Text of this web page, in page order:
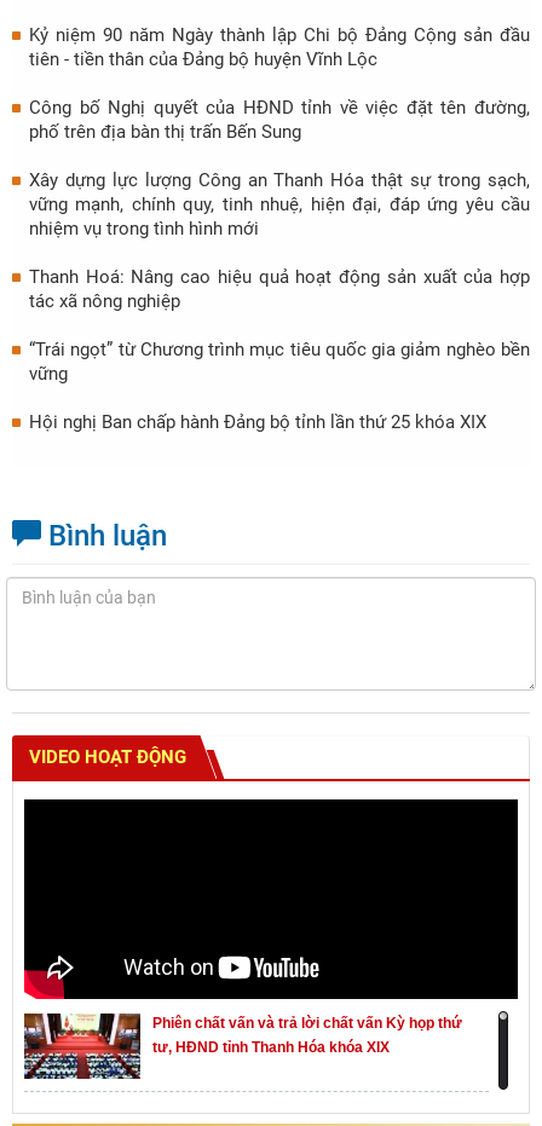
Kỷ niệm 90 năm Ngày thành lập Chi bộ Đảng Cộng sản đầu
tiên - tiền thân của Đảng bộ huyện Vĩnh Lộc
Công bố Nghị quyết của HĐND tỉnh về việc đặt tên đường,
phố trên địa bàn thị trấn Bến Sung
Xây dựng lực lượng Công an Thanh Hóa thật sự trong sạch,
vững mạnh, chính quy, tinh nhuệ, hiện đại, đáp ứng yêu cầu
nhiệm vụ trong tình hình mới
Thanh Hoá: Nâng cao hiệu quả hoạt động sản xuất của hợp
tác xã nông nghiệp
“Trái ngọt” từ Chương trình mục tiêu quốc gia giảm nghèo bền
vững
Hội nghị Ban chấp hành Đảng bộ tỉnh lần thứ 25 khóa XIX
Bình luận
VIDEO HOẠT ĐỘNG
Phiên chất vấn và trả lời chất vấn Kỳ họp thứ
tư, HĐND tỉnh Thanh Hóa khóa XIX
Khai mạc kỳ họp thứ Nhất, Quốc hội khóa XVI